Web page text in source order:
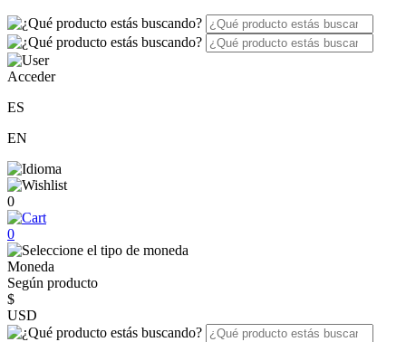
Acceder
ES
EN
0
0
Moneda
Según producto
$
USD